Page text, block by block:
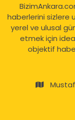
haberlerini sizlere
yerel ve ulusal
etmek için
objektif